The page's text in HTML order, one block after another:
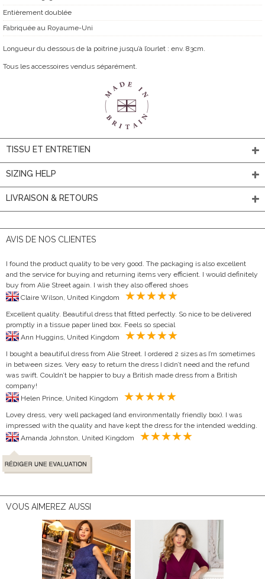
Entièrement doublée
Fabriquée au Royaume-Uni
Longueur du dessous de la poitrine jusqu’à l’ourlet : env. 83cm.
Tous les accessoires vendus séparément.
TISSU ET ENTRETIEN
SIZING HELP
LIVRAISON & RETOURS
AVIS DE NOS CLIENTES
I found the product quality to be very good. The packaging is also excellent
and the service for buying and returning items very efficient. I would definitely
buy from Alie Street again. I wish they also offered shoes
Excellent quality. Beautiful dress that fitted perfectly. So nice to be delivered
promptly in a tissue paper lined box. Feels so special
I bought a beautiful dress from Alie Street. I ordered 2 sizes as I’m sometimes
in between sizes. Very easy to return the dress I didn’t need and the refund
was swift. Couldn’t be happier to buy a British made dress from a British
company!
Lovey dress, very well packaged (and environmentally friendly box). I was
impressed with the quality and have kept the dress for the intended wedding.
VOUS AIMEREZ AUSSI